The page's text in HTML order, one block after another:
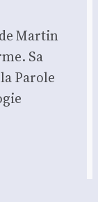
Martin
Sa
Parole